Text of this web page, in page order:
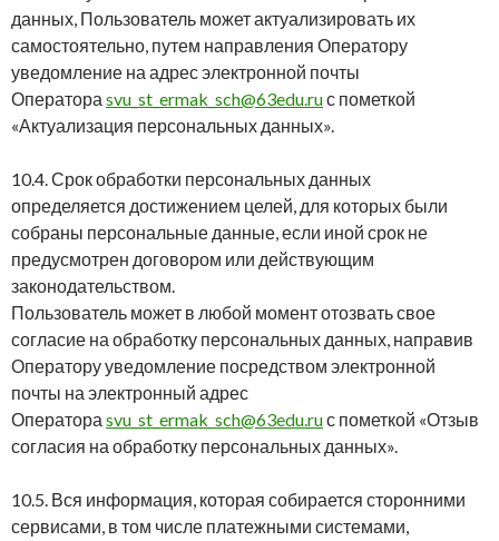
данных, Пользователь может актуализировать их
самостоятельно, путем направления Оператору
уведомление на адрес электронной почты
Оператора svu_st_ermak_sch@63edu.ruс пометкой
«Актуализация персональных данных».
10.4. Срок обработки персональных данных
определяется достижением целей, для которых были
собраны персональные данные, если иной срок не
предусмотрен договором или действующим
законодательством.
Пользователь может в любой момент отозвать свое
согласие на обработку персональных данных, направив
Оператору уведомление посредством электронной
почты на электронный адрес
Оператора svu_st_ermak_sch@63edu.ruс пометкой «Отзыв
согласия на обработку персональных данных».
10.5. Вся информация, которая собирается сторонними
сервисами, в том числе платежными системами,